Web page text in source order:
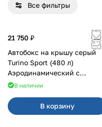
Все фильтры
21 750 ₽
Автобокс на крышу серый
Turino Sport (480 л)
Аэродинамический с
двусторонним открыванием
В наличии
В корзину